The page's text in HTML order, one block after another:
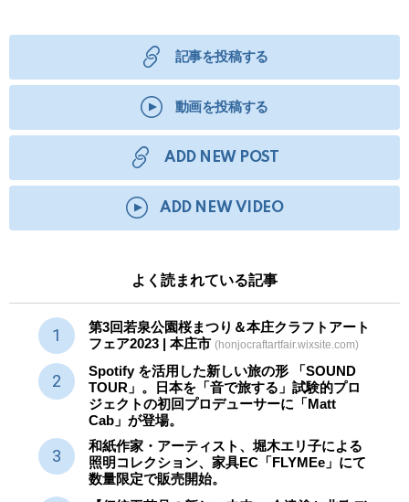
記事を投稿する
動画を投稿する
ADD NEW POST
ADD NEW VIDEO
よく読まれている記事
第3回若泉公園桜まつり＆本庄クラフトアート
フェア2023 | 本庄市 (honjocraftartfair.wixsite.com)
Spotify を活用した新しい旅の形 「SOUND
TOUR」。日本を「音で旅する」試験的プロ
ジェクトの初回プロデューサーに「Matt
Cab」が登場。
和紙作家・アーティスト、堀木エリ子による
照明コレクション、家具EC「FLYMEe」にて
数量限定で販売開始。